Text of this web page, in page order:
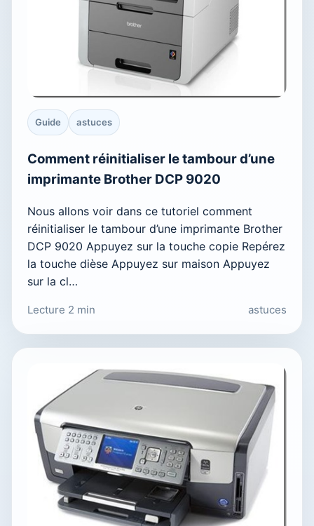
Guide astuces
Comment réinitialiser le tambour d’une
imprimante Brother DCP 9020
Nous allons voir dans ce tutoriel comment
réinitialiser le tambour d’une imprimante Brother
DCP 9020 Appuyez sur la touche copie Repérez
la touche dièse Appuyez sur maison Appuyez
sur la cl…
Lecture 2 min astuces